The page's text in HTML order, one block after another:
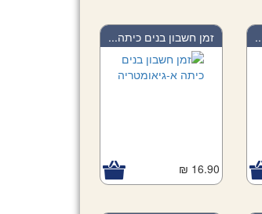
זמן חשבון בנים כיתה...
16.90 ₪